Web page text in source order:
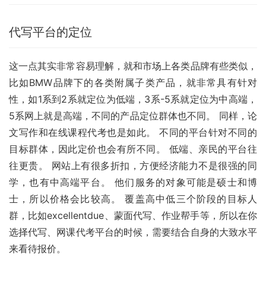
代写平台的定位
这一点其实非常容易理解，就和市场上各类品牌有些类似，
比如BMW品牌下的各类附属子类产品，就非常具有针对
性，如1系到2系就定位为低端，3系-5系就定位为中高端，
5系网上就是高端，不同的产品定位群体也不同。 同样，论
文写作和在线课程代考也是如此。 不同的平台针对不同的
目标群体，因此定价也会有所不同。 低端、亲民的平台往
往更贵。 网站上有很多折扣，方便经济能力不是很强的同
学，也有中高端平台。 他们服务的对象可能是硕士和博
士，所以价格会比较高。 覆盖高中低三个阶段的目标人
群，比如excellentdue、蒙面代写、作业帮手等，所以在你
选择代写、网课代考平台的时候，需要结合自身的大致水平
来看待报价。